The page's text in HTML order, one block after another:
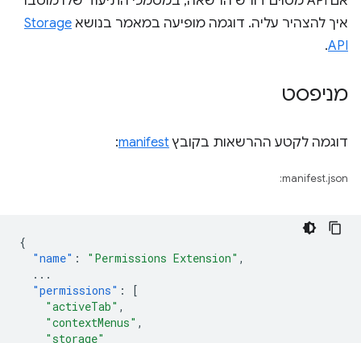
איך להצהיר עליה. דוגמה מופיעה במאמר בנושא Storage
API
.
מניפסט
דוגמה לקטע ההרשאות בקובץmanifest
:
manifest.json:
{
"name" : "Permissions Extension" ,
...
"permissions" :
[
"activeTab" ,
"contextMenus" ,
"storage"